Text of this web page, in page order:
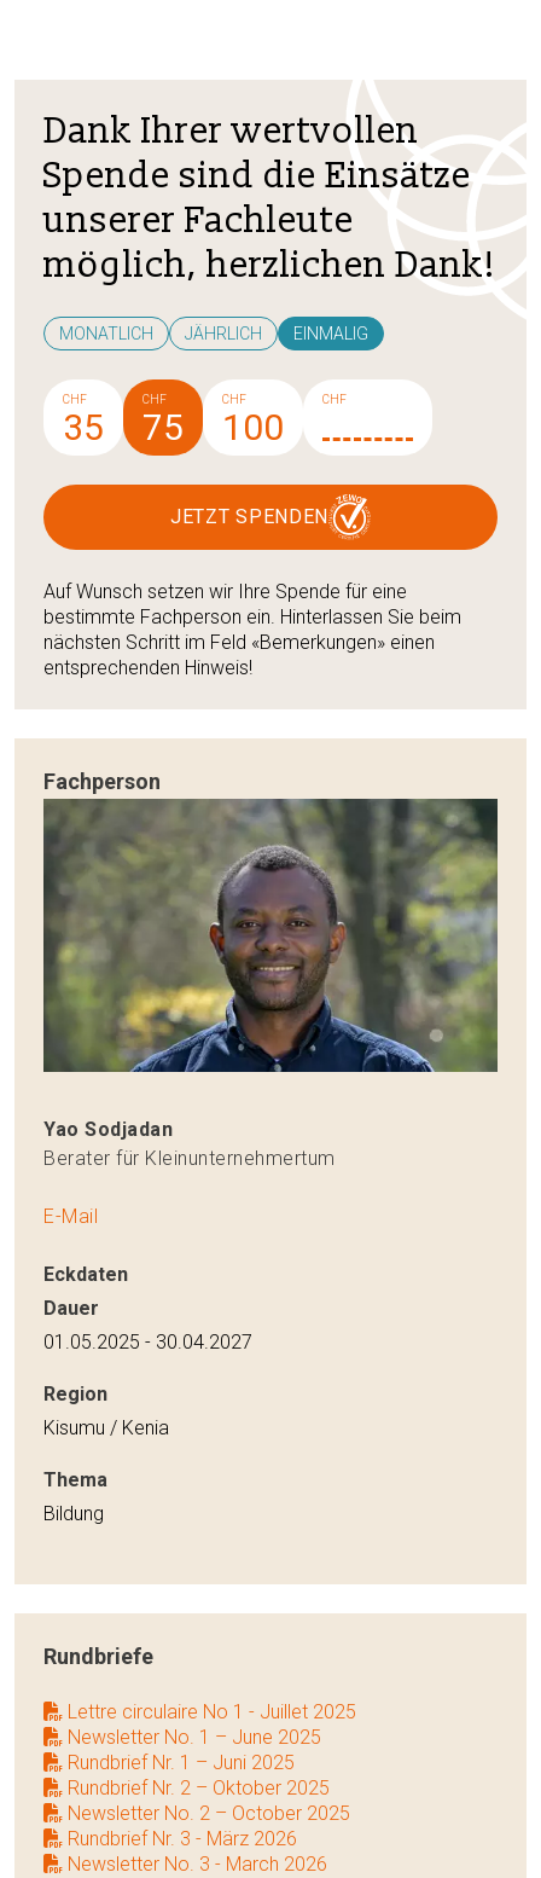
Dank Ihrer wertvollen
Spende sind die Einsätze
unserer Fachleute
möglich, herzlichen Dank!
MONATLICH JÄHRLICH EINMALIG
CHF
35
CHF
75
CHF
100
CHF
JETZT SPENDEN
Auf Wunsch setzen wir Ihre Spende für eine
bestimmte Fachperson ein. Hinterlassen Sie beim
nächsten Schritt im Feld «Bemerkungen» einen
entsprechenden Hinweis!
Fachperson
Yao Sodjadan
Berater für Kleinunternehmertum
E-Mail
Eckdaten
Dauer
01.05.2025 - 30.04.2027
Region
Kisumu / Kenia
Thema
Bildung
Rundbriefe
Lettre circulaire No 1 - Juillet 2025
Newsletter No. 1 – June 2025
Rundbrief Nr. 1 – Juni 2025
Rundbrief Nr. 2 – Oktober 2025
Newsletter No. 2 – October 2025
Rundbrief Nr. 3 - März 2026
Newsletter No. 3 - March 2026